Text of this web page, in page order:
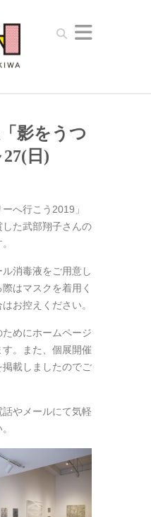
Search
影をうつ
日)
へ行こう2019」
た武部翔子さんの
消毒液をご用意し
はマスクを着用く
お控えください。
めにホームページ
。また、個展開催
載しましたのでご
やメールにて気軽